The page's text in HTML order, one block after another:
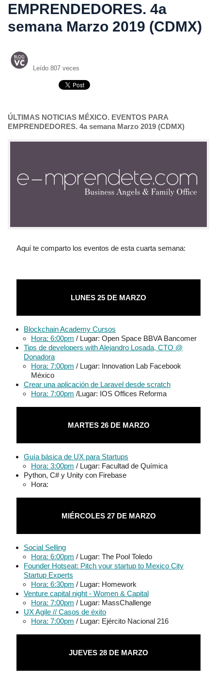
EMPRENDEDORES. 4a
semana Marzo 2019 (CDMX)
Leído 807 veces
ÚLTIMAS NOTICIAS MÉXICO. EVENTOS PARA
EMPRENDEDORES. 4a semana Marzo 2019 (CDMX)
Aquí te comparto los eventos de esta cuarta semana:
LUNES 25 DE MARZO
Blockchain Academy Cursos
Hora: 6:00pm / Lugar: Open Space BBVA Bancomer
Tips de developers with Alejandro Losada, CTO @
Donadora
Hora: 7:00pm / Lugar: Innovation Lab Facebook
México
Crear una aplicación de Laravel desde scratch
Hora: 7:00pm /Lugar: IOS Offices Reforma
MARTES 26 DE MARZO
Guía básica de UX para Startups
Hora: 3:00pm / Lugar: Facultad de Química
Python, C# y Unity con Firebase
Hora:
MIÉRCOLES 27 DE MARZO
Social Selling
Hora: 6:00pm / Lugar: The Pool Toledo
Founder Hotseat: Pitch your startup to Mexico City
Startup Experts
Hora: 6:30pm / Lugar: Homework
Venture capital night - Women & Capital
Hora: 7:00pm / Lugar: MassChallenge
UX Agile // Casos de éxito
Hora: 7:00pm / Lugar: Ejército Nacional 216
JUEVES 28 DE MARZO